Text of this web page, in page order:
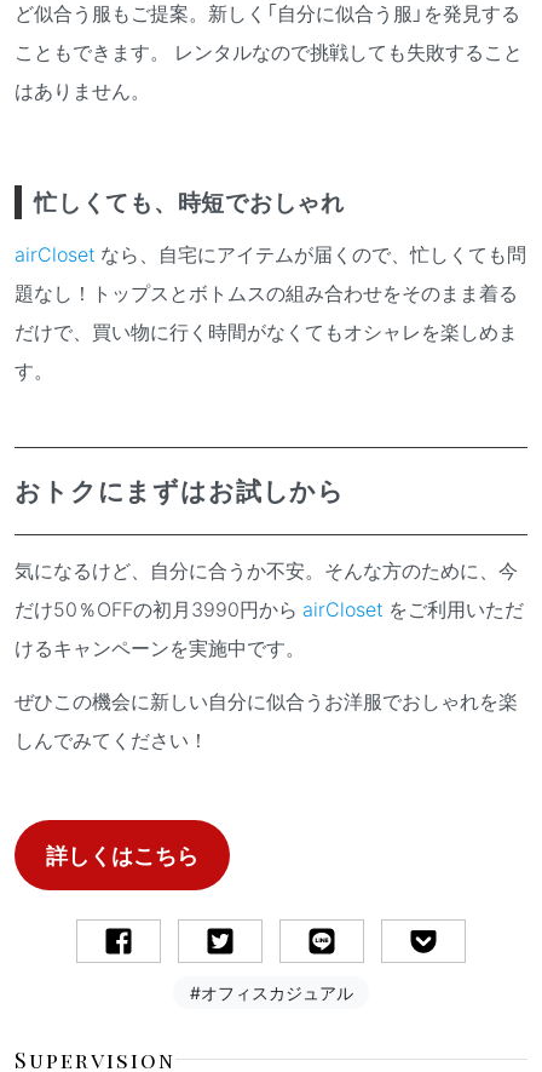
ど似合う服もご提案。新しく「自分に似合う服」を発見する
こともできます。 レンタルなので挑戦しても失敗すること
はありません。
忙しくても、時短でおしゃれ
airCloset なら、自宅にアイテムが届くので、忙しくても問
題なし！トップスとボトムスの組み合わせをそのまま着る
だけで、買い物に行く時間がなくてもオシャレを楽しめま
す。
おトクにまずはお試しから
気になるけど、自分に合うか不安。そんな方のために、今
だけ50％OFFの初月3990円から airCloset をご利用いただ
けるキャンペーンを実施中です。
ぜひこの機会に新しい自分に似合うお洋服でおしゃれを楽
しんでみてください！
詳しくはこちら
#オフィスカジュアル
Supervision